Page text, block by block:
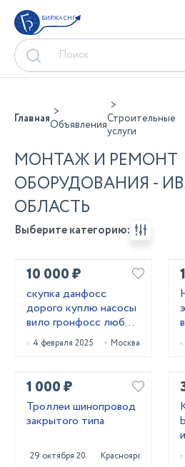
БИРЖА СНГ
ГлавнаяОбъявленияСтроительные
услуги
МОНТАЖ И РЕМОНТ
ОБОРУДОВАНИЯ -
ОБЛАСТЬ
Выберите категорию:
10 000 ₽
скупка данфосс
дорого куплю насосы
вило гронфосс любое
модель срочно
4 февраля 2025 Москва
1 000 ₽
Троллеи шинопровод
закрытого типа
29 октября 2023 Красноярск